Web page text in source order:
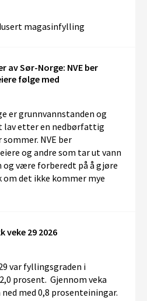
magasinfylling
av Sør-Norge: NVE ber
følge med
er grunnvannstanden og
lavetter en nedbørfattig
NVE ber
og andre som tar ut vann
og være forberedt på å gjøre
om det ikke kommer mye
29 2026
var fyllingsgraden i
prosent. Gjennom veka
med 0,8 prosenteiningar.